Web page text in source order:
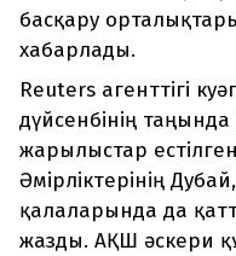
басқару
хабарлады.
Reuters агенттігі
дүйсенбінің
жарылыстар
Әмірліктерінің
қалаларында да
жазды. АҚШ әскери